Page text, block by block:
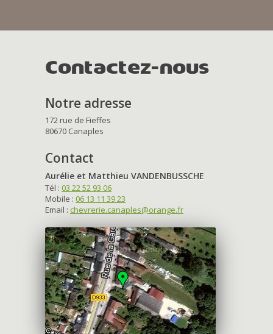
Contactez-nous
Notre adresse
172 rue de Fieffes
80670 Canaples
Contact
Aurélie et Matthieu VANDENBUSSCHE
Tél : 03 22 52 93 06
Mobile : 06 13 11 39 23
Email : chevrerie.canaples@orange.fr